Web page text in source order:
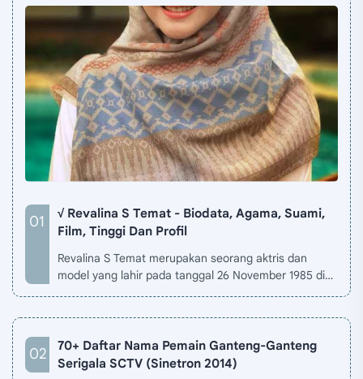
√ Revalina S Temat - Biodata, Agama, Suami,
Film, Tinggi Dan Profil
Revalina S Temat merupakan seorang aktris dan
model yang lahir pada tanggal 26 November 1985 di
70+ Daftar Nama Pemain Ganteng-Ganteng
Serigala SCTV (Sinetron 2014)